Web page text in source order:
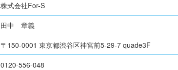
株式会社For-S
田中 章義
〒150-0001 東京都渋谷区神宮前5-29-7 quade3F
0120-556-048